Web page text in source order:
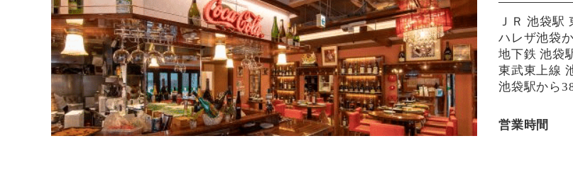
ＪＲ 池袋駅
ハレザ池袋
地下鉄 池袋
東武東上線
池袋駅から
営業時間